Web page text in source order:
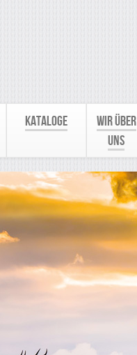
Kataloge
Wir über
uns